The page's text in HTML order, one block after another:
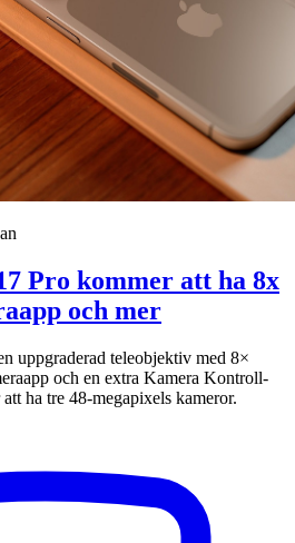
Pro kommer att ha 8x
och mer
uppgraderad teleobjektiv med 8×
och en extra Kamera Kontroll-
ha tre 48-megapixels kameror.